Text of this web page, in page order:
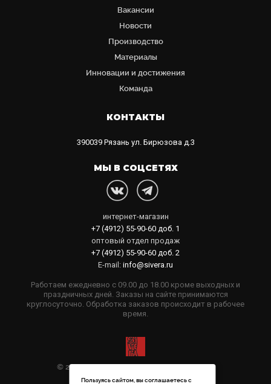
Вакансии
Новости
Производство
Материалы
Инновации и достижения
Команда
КОНТАКТЫ
390039 Рязань ул. Бирюзова д.3
МЫ В СОЦСЕТЯХ
интернет-магазин
+7 (4912) 55-90-60 доб. 1
оптовый отдел продаж
+7 (4912) 55-90-60 доб. 2
E-mail: info@sivera.ru
Работаем ежедневно с 09.00 до 18.00 кроме выходных и
праздничных дней. Заказы на сайте принимаются
круглосуточно. Обработка заказов происходит в рабочее
время.
© 2006-2026 Sivera. Все права защищены
Пользуясь сайтом, вы соглашаетесь с